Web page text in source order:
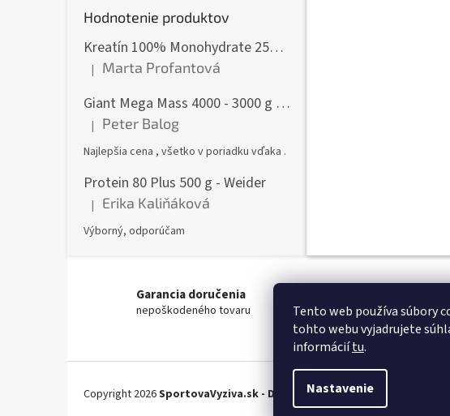
Tento web používa súbory
tohto webu vyjadrujete
informáciítu.
Nastavenie
Hodnotenie produktov
Kreatín 100% Monohydrate 250 g - GymBeam
Hodnotenie produktu je 5 z 5 hviezdičiek.
| Marta Profantová
Giant Mega Mass 4000 - 3000 g - Weider
Hodnotenie produktu je 5 z 5 hviezdičiek.
| Peter Balog
Najlepšia cena , všetko v poriadku vďaka .
Protein 80 Plus 500 g - Weider
Hodnotenie produktu je 5 z 5 hviezdičiek.
| Erika Kaliňáková
Výborný, odporúčam
Garancia doručenia
nepoškodeného tovaru Ku každej
Copyright 2026SportovaVyziva.sk - Doplnky výživy - Športová výživa